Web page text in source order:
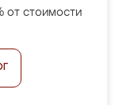
от стоимости